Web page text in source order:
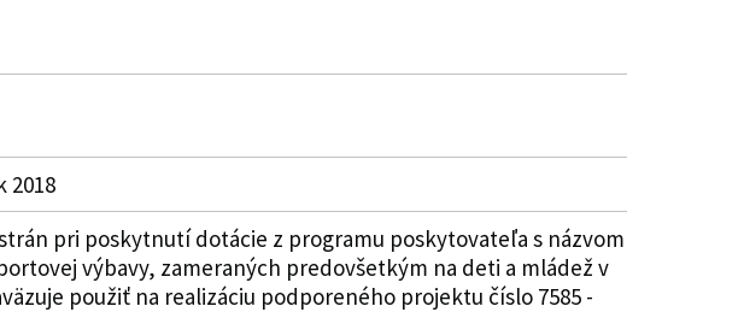
2018
pri poskytnutí dotácie z programu poskytovateľa s názvom
výbavy, zameraných predovšetkým na deti a mládež v
použiť na realizáciu podporeného projektu číslo 7585 -